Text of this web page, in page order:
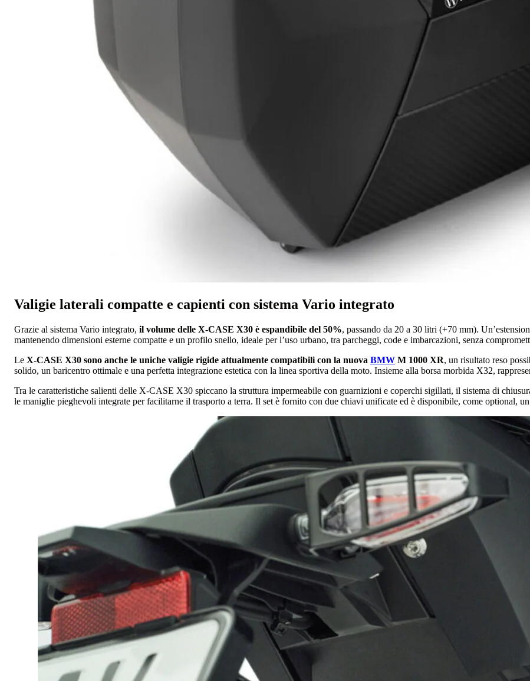
Valigie laterali compatte e capienti con sistema Vario integrato
Grazie al sistema Vario integrato, il volume delle X-CASE X30 è espandibile del 50%, passando da 20 a 30 litri (+70 mm).
mantenendo dimensioni esterne compatte e un profilo snello, ideale per l’uso urbano, tra parcheggi, code e imbarcazioni, senza
Le X-CASE X30 sono anche le uniche valigie rigide attualmente compatibili con la nuova BMW M 1000 XR, un risultato reso
solido, un baricentro ottimale e una perfetta integrazione estetica con la linea sportiva della moto. Insieme alla borsa morbida X32,
Tra le caratteristiche salienti delle X-CASE X30 spiccano la struttura impermeabile con guarnizioni e coperchi sigillati, il sistema di
le maniglie pieghevoli integrate per facilitarne il trasporto a terra. Il set è fornito con due chiavi unificate ed è disponibile, come optional,